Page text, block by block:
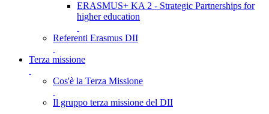
ERASMUS+ KA 2 - Strategic Partnerships for
higher education
Referenti Erasmus DII
Terza missione
Cos'è la Terza Missione
Il gruppo terza missione del DII